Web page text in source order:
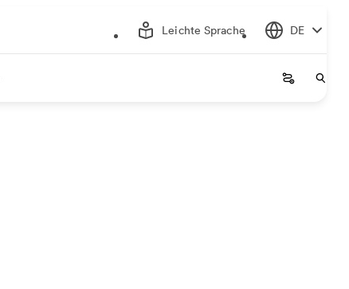
Leichte Sprache DE
Startseite